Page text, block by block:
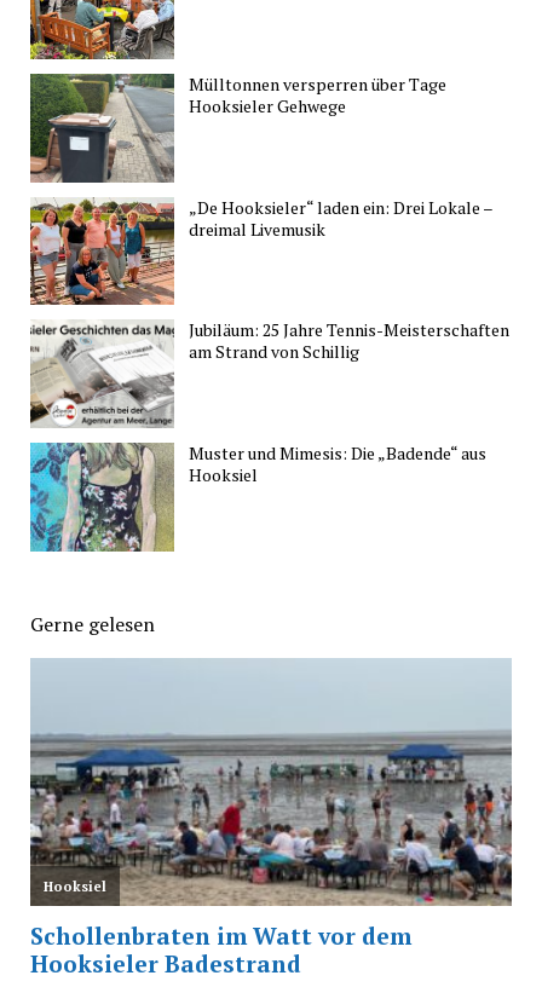
Mülltonnen versperren über Tage
Hooksieler Gehwege
„De Hooksieler“ laden ein: Drei Lokale –
dreimal Livemusik
Jubiläum: 25 Jahre Tennis-Meisterschaften
am Strand von Schillig
Muster und Mimesis: Die „Badende“ aus
Hooksiel
Gerne gelesen